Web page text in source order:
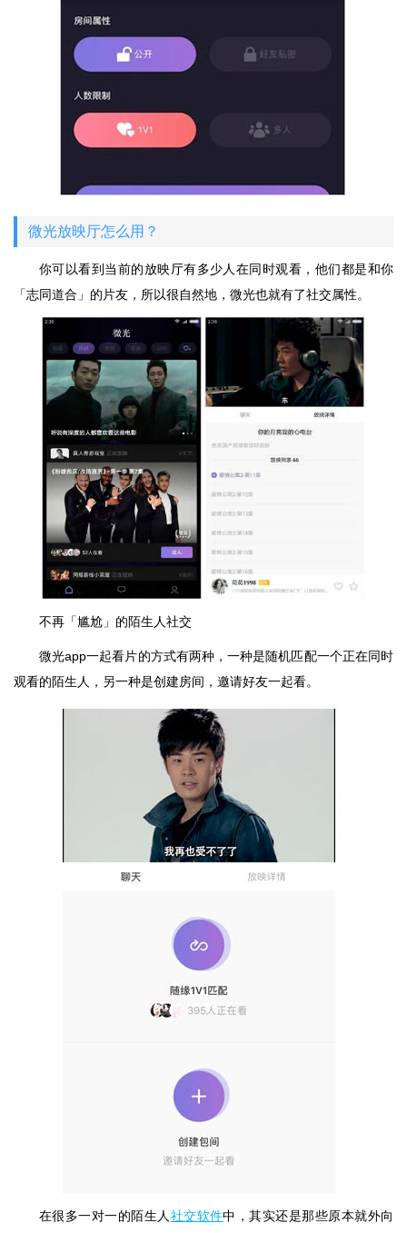
微光放映厅怎么用？
你可以看到当前的放映厅有多少人在同时观看，他们都是和你
「志同道合」的片友，所以很自然地，微光也就有了社交属性。
不再「尴尬」的陌生人社交
微光app一起看片的方式有两种，一种是随机匹配一个正在同时
观看的陌生人，另一种是创建房间，邀请好友一起看。
在很多一对一的陌生人社交软件中，其实还是那些原本就外向